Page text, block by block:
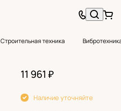
Строительная техника
11 961 ₽
Наличие уточняйте